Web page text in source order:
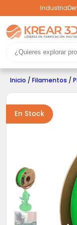
Industria
Inicio / Filamentos /
En Stock